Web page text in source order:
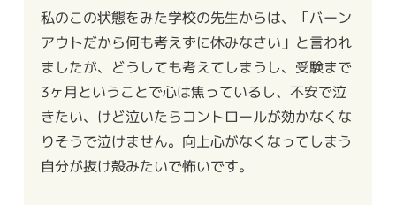
私のこの状態をみた学校の先生からは、「バーン
アウトだから何も考えずに休みなさい」と言われ
ましたが、どうしても考えてしまうし、受験まで
3ヶ月ということで心は焦っているし、不安で泣
きたい、けど泣いたらコントロールが効かなくな
りそうで泣けません。向上心がなくなってしまう
自分が抜け殻みたいで怖いです。